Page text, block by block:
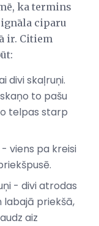
ka termins
ciparu
ir. Citiem
divi skaļruņi.
to pašu
telpas starp
viens pa kreisi
- divi atrodas
labajā priekšā,
aiz